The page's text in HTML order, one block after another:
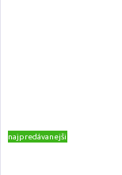
najpredávanejšie